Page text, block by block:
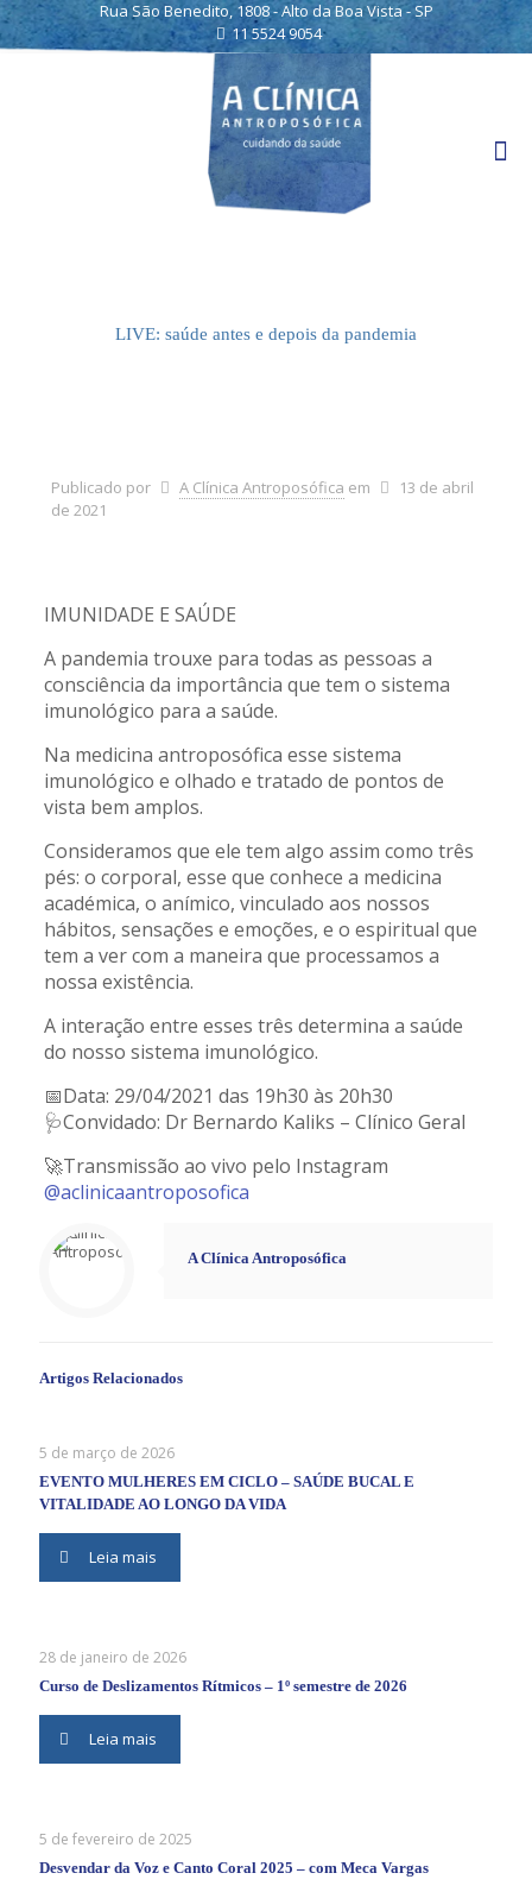
Rua São Benedito, 1808 - Alto da Boa Vista - SP
11 5524 9054
LIVE: saúde antes e depois da pandemia
Publicado por A Clínica Antroposófica em
13 de abril
de 2021
IMUNIDADE E SAÚDE
A pandemia trouxe para todas as pessoas a
consciência da importância que tem o sistema
imunológico para a saúde.
Na medicina antroposófica esse sistema
imunológico e olhado e tratado de pontos de
vista bem amplos.
Consideramos que ele tem algo assim como três
pés: o corporal, esse que conhece a medicina
académica, o anímico, vinculado aos nossos
hábitos, sensações e emoções, e o espiritual que
tem a ver com a maneira que processamos a
nossa existência.
A interação entre esses três determina a saúde
do nosso sistema imunológico.
📅Data: 29/04/2021 das 19h30 às 20h30
🩺Convidado: Dr Bernardo Kaliks – Clínico Geral
🚀Transmissão ao vivo pelo Instagram
@aclinicaantroposofica
A Clínica Antroposófica
Artigos Relacionados
5 de março de 2026
EVENTO MULHERES EM CICLO – SAÚDE BUCAL E
VITALIDADE AO LONGO DA VIDA
Leia mais
28 de janeiro de 2026
Curso de Deslizamentos Rítmicos – 1º semestre de 2026
Leia mais
5 de fevereiro de 2025
Desvendar da Voz e Canto Coral 2025 – com Meca Vargas